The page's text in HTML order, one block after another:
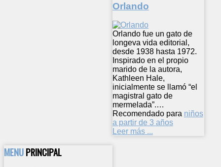
Orlando
Orlando fue un gato de
longeva vida editorial,
desde 1938 hasta 1972.
Inspirado en el propio
marido de la autora,
Kathleen Hale,
inicialmente se llamó “el
magistral gato de
mermelada”.…
Recomendado para niños
a partir de 3 años
Leer más ...
MENUPRINCIPAL